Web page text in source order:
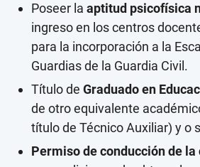
Poseer la aptitud psicofísica
ingreso en los centros
para la incorporación a la
Guardias de la Guardia Civil.
Título de Graduado en
de otro equivalente
título de Técnico Auxiliar) y o
Permiso de conducción de la